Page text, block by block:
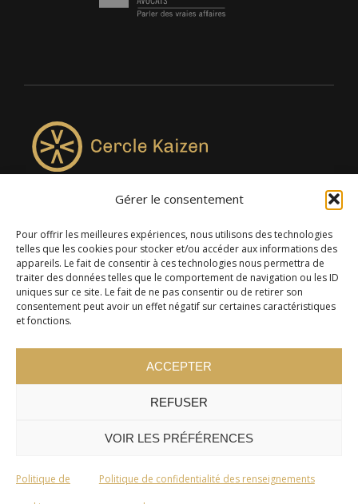
Gérer le consentement
Pour offrir les meilleures expériences, nous utilisons des technologies
telles que les cookies pour stocker et/ou accéder aux informations des
appareils. Le fait de consentir à ces technologies nous permettra de
traiter des données telles que le comportement de navigation ou les ID
uniques sur ce site. Le fait de ne pas consentir ou de retirer son
consentement peut avoir un effet négatif sur certaines caractéristiques
et fonctions.
ACCEPTER
REFUSER
VOIR LES PRÉFÉRENCES
Politique de Politique de confidentialité des renseignements
4957, rue Lionel-Groulx, bureau 819, Saint-Augustin-de-
Desmaures QC G3A 0M7
© 2024 Cercle Kaizen. Tous droits réservés -